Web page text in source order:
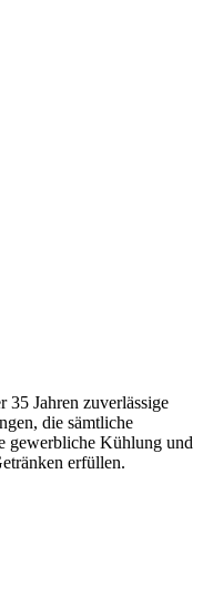
Jahren zuverlässige
die sämtliche
gewerbliche Kühlung und
erfüllen.